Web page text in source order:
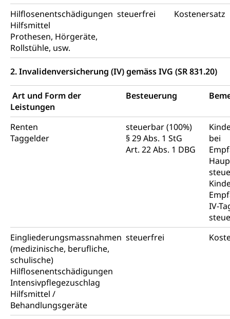
Hilflosenentschädigungen
Hilfsmittel
Prothesen, Hörgeräte,
Rollstühle, usw.
steuerfrei Kostenersatz
2. Invalidenversicherung (IV) gemäss IVG (SR 831.20)
Art und Form der
Leistungen
Besteuerung
Renten
Taggelder
steuerbar (100%)
§ 29 Abs. 1 StG
Art. 22 Abs. 1 DBG
bei
IV-
Eingliederungsmassnahmen
(medizinische, berufliche,
schulische)
Hilflosenentschädigungen
Intensivpflegezuschlag
Hilfsmittel /
Behandlungsgeräte
steuerfrei